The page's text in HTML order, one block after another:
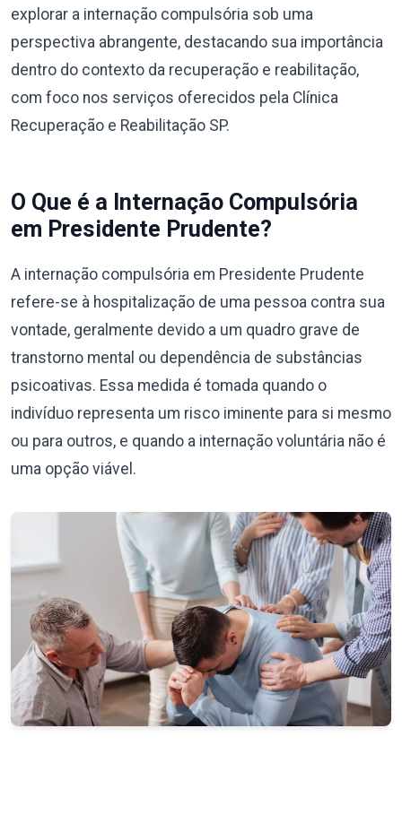
explorar a internação compulsória sob uma
perspectiva abrangente, destacando sua importância
dentro do contexto da recuperação e reabilitação,
com foco nos serviços oferecidos pela Clínica
Recuperação e Reabilitação SP.
O Que é a Internação Compulsória
em Presidente Prudente?
A internação compulsória em Presidente Prudente
refere-se à hospitalização de uma pessoa contra sua
vontade, geralmente devido a um quadro grave de
transtorno mental ou dependência de substâncias
psicoativas. Essa medida é tomada quando o
indivíduo representa um risco iminente para si mesmo
ou para outros, e quando a internação voluntária não é
uma opção viável.